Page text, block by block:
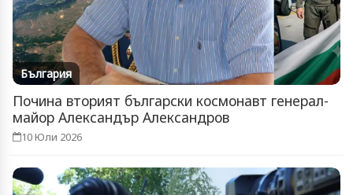
България
Почина вторият български космонавт генерал-
майор Александър Александров
10 Юли 2026